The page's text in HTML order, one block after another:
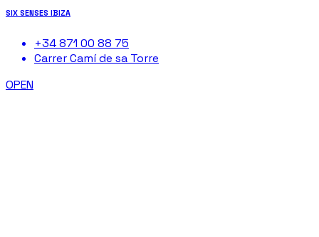
SIX SENSES IBIZA
+34 871 00 88 75
Carrer Camí de sa Torre
OPEN